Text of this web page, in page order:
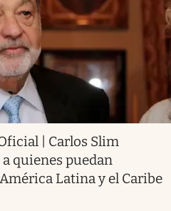
| Carlos Slim
quienes puedan
Latina y el Caribe